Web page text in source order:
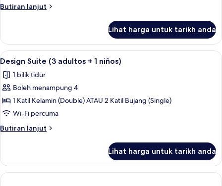
Butiran lanjut
Butiran
Suite
Lihat harga untuk tarikh anda
Lihat
semua
foto
untuk
Design
Suite
(3
adultos
1
niños)
Peralatan tempat tidur premium, bar
5
Design Suite (3 adultos + 1 niños)
1 bilik tidur
Boleh menampung 4
1 Katil Kelamin (Double) ATAU 2 Katil Bujang (Single)
Wi-Fi percuma
Butiran lanjut
Butiran
Suite
(3
adultos
Lihat harga untuk tarikh anda